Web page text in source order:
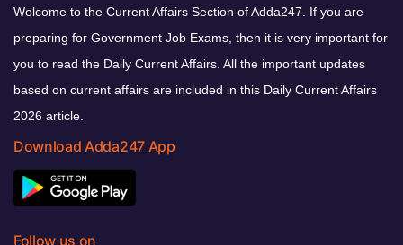
Welcome to the Current Affairs Section of Adda247. If you are
preparing for Government Job Exams, then it is very important for
you to read the Daily Current Affairs. All the important updates
based on current affairs are included in this Daily Current Affairs
2026 article.
Download Adda247 App
Follow us on